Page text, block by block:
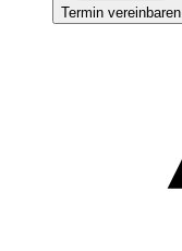
Termin vereinbaren